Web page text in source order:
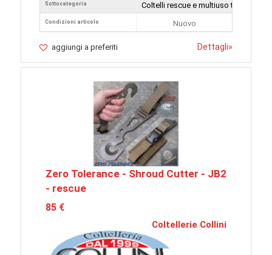
Sottocategoria
Condizioni articolo
Coltelli rescue e multiuso tattici
Nuovo
aggiungi a preferiti Dettagli»
Zero Tolerance - Shroud Cutter - JB2
- rescue
85 €
Coltellerie Collini